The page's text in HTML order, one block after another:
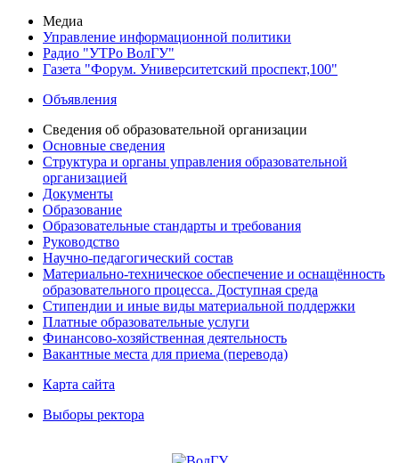
Медиа
Управление информационной политики
Радио "УТРо ВолГУ"
Газета "Форум. Университетский проспект,100"
Объявления
Сведения об образовательной организации
Основные сведения
Структура и органы управления образовательной
организацией
Документы
Образование
Образовательные стандарты и требования
Руководство
Научно-педагогический состав
Материально-техническое обеспечение и оснащённость
образовательного процесса. Доступная среда
Стипендии и иные виды материальной поддержки
Платные образовательные услуги
Финансово-хозяйственная деятельность
Вакантные места для приема (перевода)
Карта сайта
Выборы ректора